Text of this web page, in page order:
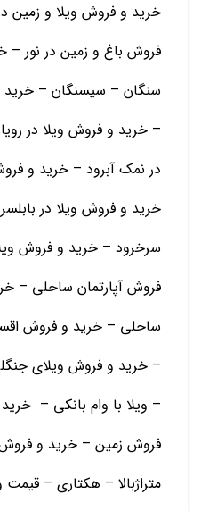
خرید و فروش ویلا و زمین
فروش باغ و زمین در نور
سنگان – سیسنگان – خرید
– خرید و فروش ویلا در
در نمک آبرود – خرید و
خرید و فروش ویلا در
سرخرود – خرید و فروش
فروش آپارتمان ساحلی –
ساحلی – خرید و فروش
– خرید و فروش ویلای
– ویلا با وام بانکی –
فروش زمین – خرید و فروش
متراژبالا – هکتاری –